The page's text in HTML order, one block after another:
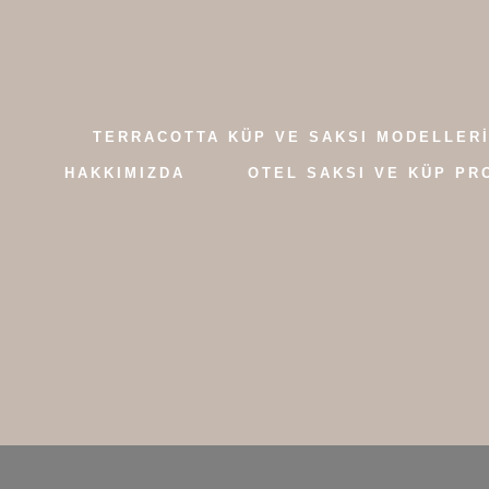
TERRACOTTA KÜP VE SAKSI
HAKKIMIZDA OTEL SAKSI VE KÜP